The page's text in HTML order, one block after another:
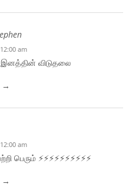
am
விடுதலை
→
am
⚡⚡⚡⚡⚡⚡⚡⚡⚡⚡
→